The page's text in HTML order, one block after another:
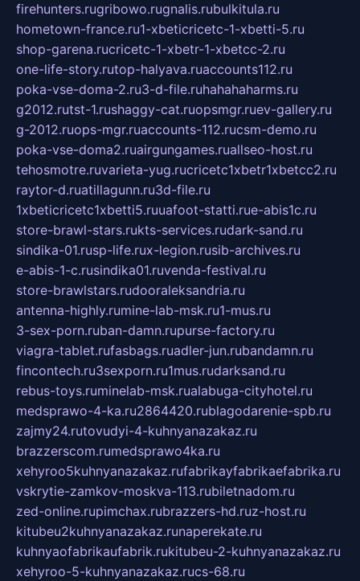
firehunters.rugribowo.rugnalis.rubulkitula.ru
hometown-france.ru1-xbeticricetc-1-xbetti-5.ru
shop-garena.rucricetc-1-xbetr-1-xbetcc-2.ru
one-life-story.rutop-halyava.ruaccounts112.ru
poka-vse-doma-2.ru3-d-file.ruhahahaharms.ru
g2012.rutst-1.rushaggy-cat.ruopsmgr.ruev-gallery.ru
g-2012.ruops-mgr.ruaccounts-112.rucsm-demo.ru
poka-vse-doma2.ruairgungames.ruallseo-host.ru
tehosmotre.ruvarieta-yug.rucricetc1xbetr1xbetcc2.ru
raytor-d.ruatillagunn.ru3d-file.ru
1xbeticricetc1xbetti5.ruuafoot-statti.rue-abis1c.ru
store-brawl-stars.rukts-services.rudark-sand.ru
sindika-01.rusp-life.rux-legion.rusib-archives.ru
e-abis-1-c.rusindika01.ruvenda-festival.ru
store-brawlstars.rudooraleksandria.ru
antenna-highly.rumine-lab-msk.ru1-mus.ru
3-sex-porn.ruban-damn.rupurse-factory.ru
viagra-tablet.rufasbags.ruadler-jun.rubandamn.ru
fincontech.ru3sexporn.ru1mus.rudarksand.ru
rebus-toys.ruminelab-msk.rualabuga-cityhotel.ru
medsprawo-4-ka.ru2864420.rublagodarenie-spb.ru
zajmy24.rutovudyi-4-kuhnyanazakaz.ru
brazzerscom.rumedsprawo4ka.ru
xehyroo5kuhnyanazakaz.rufabrikayfabrikaefabrika.ru
vskrytie-zamkov-moskva-113.rubiletnadom.ru
zed-online.rupimchax.rubrazzers-hd.ruz-host.ru
kitubeu2kuhnyanazakaz.runaperekate.ru
kuhnyaofabrikaufabrik.rukitubeu-2-kuhnyanazakaz.ru
xehyroo-5-kuhnyanazakaz.rucs-68.ru